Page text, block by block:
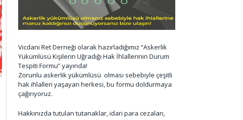
Vicdani Ret Derneği olarak hazırladığımız “Askerlik
Yükümlüsü Kişilerin Uğradığı Hak İhlallerinin Durum
Tespiti Formu” yayında!
Zorunlu askerlik yükümlüsü olması sebebiyle çeşitli
hak ihlalleri yaşayan herkesi, bu formu doldurmaya
çağırıyoruz.
Hakkınızda tutulan tutanaklar, idari para cezaları,